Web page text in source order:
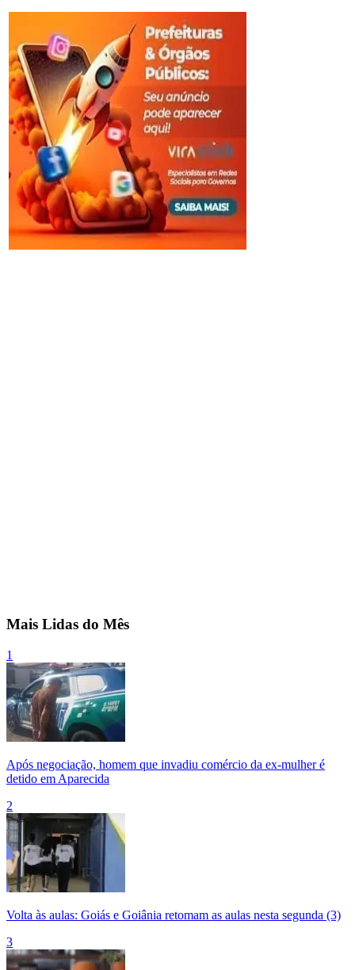
Mais Lidas do Mês
1
Após negociação, homem que invadiu comércio da ex-mulher é
detido em Aparecida
2
Volta às aulas: Goiás e Goiânia retomam as aulas nesta segunda (3)
3